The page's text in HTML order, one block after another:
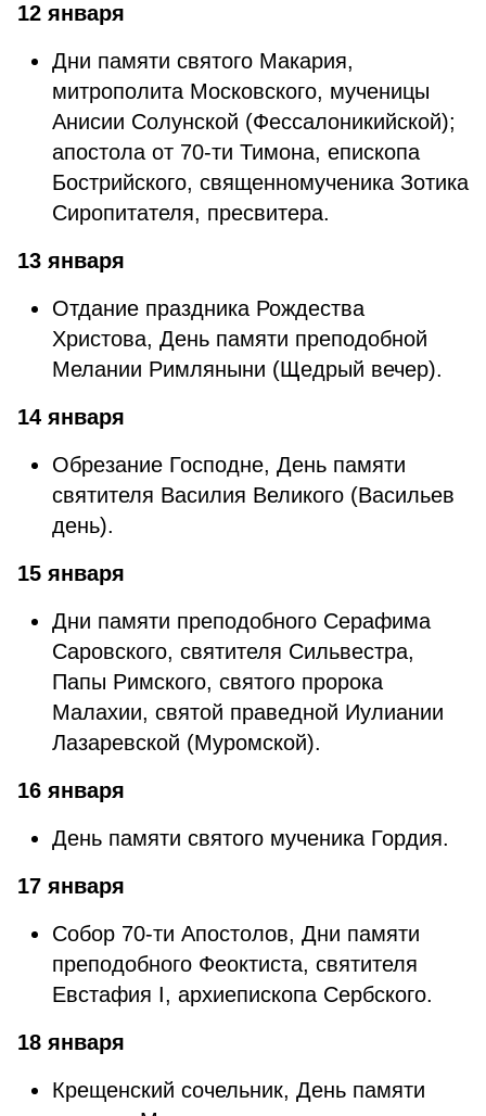
12 января
Дни памяти святого Макария,
митрополита Московского, мученицы
Анисии Солунской (Фессалоникийской);
апостола от 70-ти Тимона, епископа
Бострийского, священномученика Зотика
Сиропитателя, пресвитера.
13 января
Отдание праздника Рождества
Христова, День памяти преподобной
Мелании Римляныни (Щедрый вечер).
14 января
Обрезание Господне, День памяти
святителя Василия Великого (Васильев
день).
15 января
Дни памяти преподобного Серафима
Саровского, святителя Сильвестра,
Папы Римского, святого пророка
Малахии, святой праведной Иулиании
Лазаревской (Муромской).
16 января
День памяти святого мученика Гордия.
17 января
Собор 70-ти Апостолов, Дни памяти
преподобного Феоктиста, святителя
Евстафия I, архиепископа Сербского.
18 января
Крещенский сочельник, День памяти